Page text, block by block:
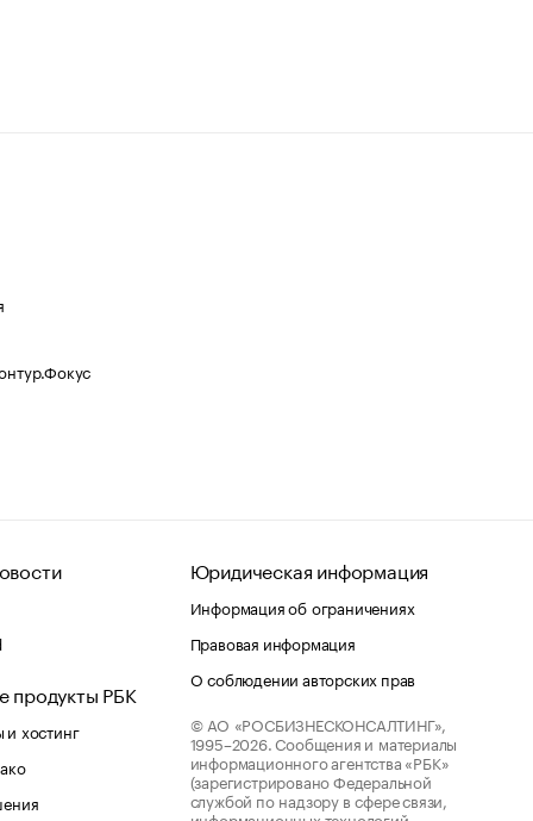
продукты РБК
хостинг
Юридическая информация
Информация об ограничениях
Правовая информация
О соблюдении авторских прав
© АО «РОСБИЗНЕСКОНСАЛТИНГ»,
1995–2026. Сообщения и материалы
информационного агентства «РБК»
(зарегистрировано Федеральной
службой по надзору в сфере связи,